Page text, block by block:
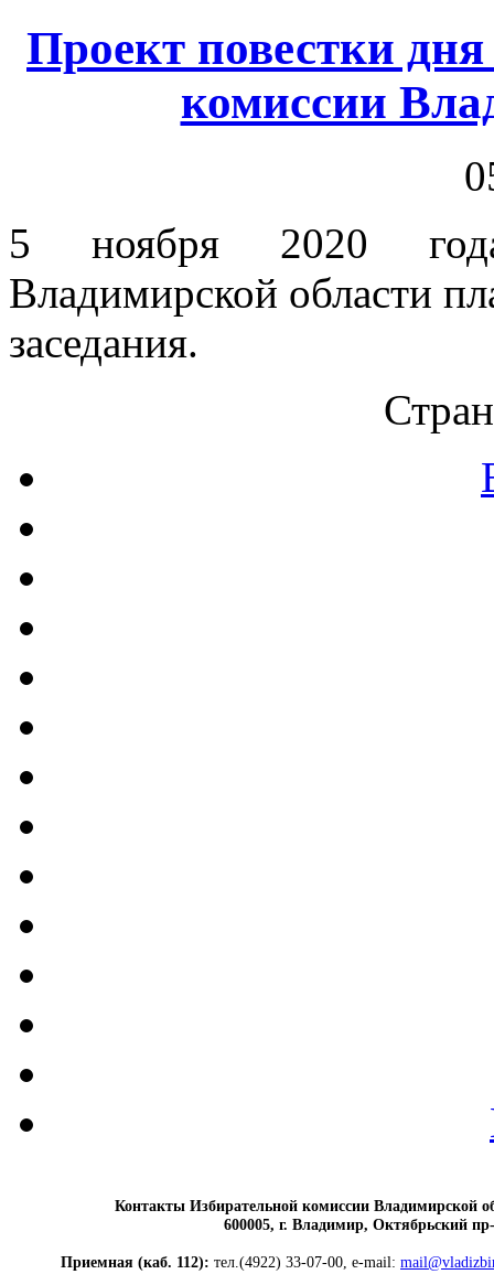
Проект повестки
комиссии
5 ноября 2020 года
Владимирской области
заседания.
Контакты Избирательной комиссии Владимирской
600005, г. Владимир, Октябрьский
Приемная (каб. 112): тел.(4922) 33-07-00, e-mail: